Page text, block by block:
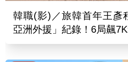
韓職(影)／旅韓首年王彥
亞洲外援」紀錄！6局飆